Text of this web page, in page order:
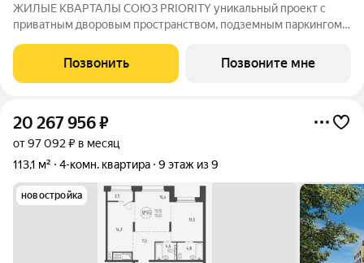
ЖИЛЫЕ КВАРТАЛЫ СОЮЗ PRIORITY уникальный проект с
приватным дворовым пространством, подземным паркингом,
инфраструктурои в сердце Свердловского района города
Иркутска. Уникальность ЖИЛЫХ КВАРТАЛОВ
Позвонить Позвоните мне
20 267 956₽
от 97 092 ₽ в месяц
113,1 м²
4-комн. квартира 9 этаж из 9
новостройка